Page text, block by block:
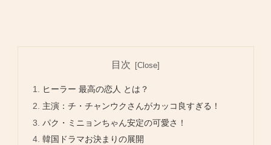
目次
ヒーラー 最高の恋人 とは？
主演：チ・チャンウクさんがカッコ良すぎる！
パク・ミニョンちゃん安定の可愛さ！
韓国ドラマお決まりの展開